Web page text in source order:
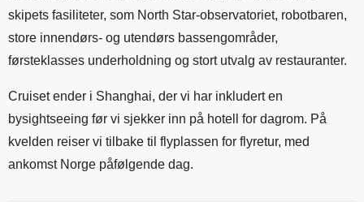
skipets fasiliteter, som North Star-observatoriet, robotbaren,
store innendørs- og utendørs bassengområder,
førsteklasses underholdning og stort utvalg av restauranter.
Cruiset ender i Shanghai, der vi har inkludert en
bysightseeing før vi sjekker inn på hotell for dagrom. På
kvelden reiser vi tilbake til flyplassen for flyretur, med
ankomst Norge påfølgende dag.